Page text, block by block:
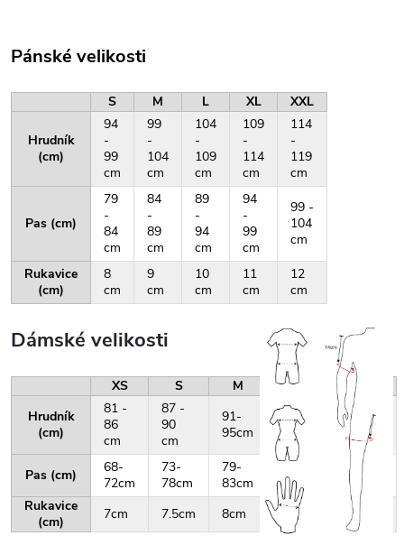
Pánské velikosti
S M L XL XXL
Hrudník
(cm)
94
-
99
cm
99
-
104
cm
104
-
109
cm
109
-
114
cm
114
-
119
cm
Pas (cm)
79
-
84
cm
84
-
89
cm
89
-
94
cm
94
-
99
cm
99 -
104
cm
Rukavice
(cm)
8
cm
9
cm
10
cm
11
cm
12
cm
Dámské velikosti
XS S M L
XL
Hrudník
(cm)
81 -
86
cm
87 -
90
cm
91-
95cm
96-
100cm
101-
105cm
Pas (cm)
68-
72cm
73-
78cm
79-
83cm
84-
87cm
88-
92cm
Rukavice
(cm)
7cm 7.5cm 8cm 8.5cm 9cm